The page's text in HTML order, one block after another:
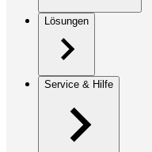
Lösungen
Service & Hilfe